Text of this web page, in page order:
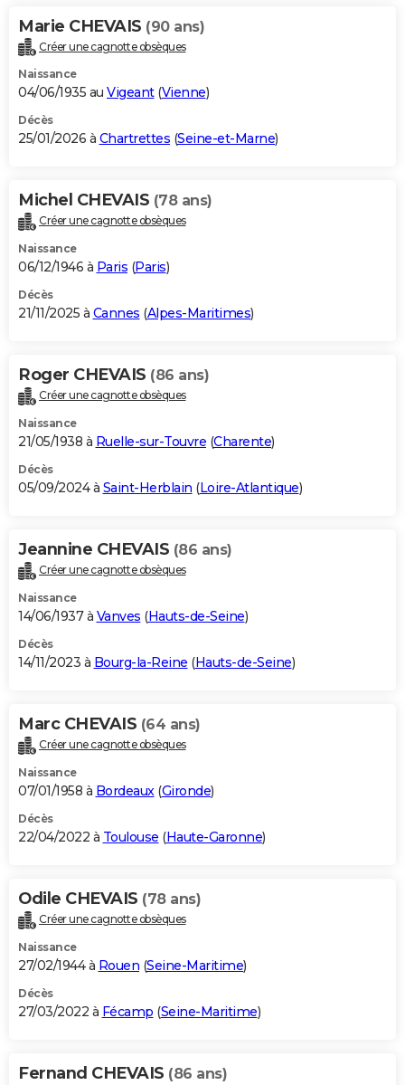
Marie CHEVAIS (90 ans)
Créer une cagnotte obsèques
Naissance
04/06/1935 au Vigeant(Vienne)
Décès
25/01/2026 à Chartrettes (Seine-et-Marne)
Michel CHEVAIS (78 ans)
Créer une cagnotte obsèques
Naissance
06/12/1946 à Paris (Paris)
Décès
21/11/2025 à Cannes (Alpes-Maritimes)
Roger CHEVAIS (86 ans)
Créer une cagnotte obsèques
Naissance
21/05/1938 à Ruelle-sur-Touvre (Charente)
Décès
05/09/2024 à Saint-Herblain (Loire-Atlantique)
Jeannine CHEVAIS (86 ans)
Créer une cagnotte obsèques
Naissance
14/06/1937 à Vanves (Hauts-de-Seine)
Décès
14/11/2023 à Bourg-la-Reine (Hauts-de-Seine)
Marc CHEVAIS (64 ans)
Créer une cagnotte obsèques
Naissance
07/01/1958 à Bordeaux(Gironde)
Décès
22/04/2022 à Toulouse (Haute-Garonne)
Odile CHEVAIS (78 ans)
Créer une cagnotte obsèques
Naissance
27/02/1944 à Rouen (Seine-Maritime)
Décès
27/03/2022 à Fécamp (Seine-Maritime)
Fernand CHEVAIS (86 ans)